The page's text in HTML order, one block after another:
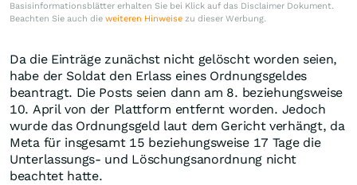
Basisinformationsblätter erhalten Sie bei Klick auf das Disclaimer Dokument.
Beachten Sie auch die weiteren Hinweise zu dieser Werbung.
Da die Einträge zunächst nicht gelöscht worden seien,
habe der Soldat den Erlass eines Ordnungsgeldes
beantragt. Die Posts seien dann am 8. beziehungsweise
10. April von der Plattform entfernt worden. Jedoch
wurde das Ordnungsgeld laut dem Gericht verhängt, da
Meta für insgesamt 15 beziehungsweise 17 Tage die
Unterlassungs- und Löschungsanordnung nicht
beachtet hatte.